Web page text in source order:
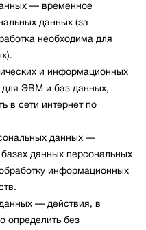
— временное
данных (за
необходима для
и информационных
для ЭВМ и баз данных,
в сети интернет по
данных —
данных персональных
информационных
— действия, в
определить без